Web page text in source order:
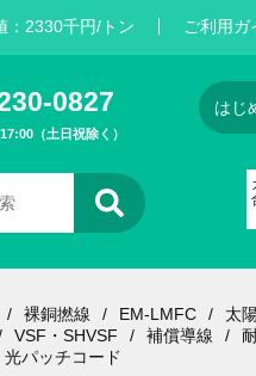
2330千円/トン ご利用ガ
0827
（土日祝除く）
はじ
裸銅撚線 EM-LMFC 太
VSF・SHVSF 補償導線
光パッチコード